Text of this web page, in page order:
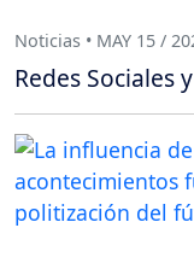
Noticias • MAY 15 /
Redes Sociales